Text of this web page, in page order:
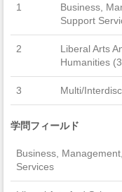
1
Business,
Support
2
Liberal Arts
Humanities
3 Multi/
学問フィールド
Business,
Services